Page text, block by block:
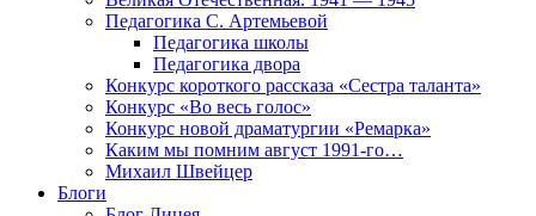
Педагогика С. Артемьевой
Педагогика школы
Педагогика двора
Конкурс короткого рассказа «Сестра таланта»
Конкурс «Во весь голос»
Конкурс новой драматургии «Ремарка»
Каким мы помним август 1991-го…
Михаил Швейцер
Блоги